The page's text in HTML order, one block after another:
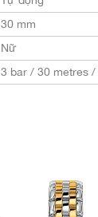
30 mm
Nữ
3 bar / 30 metres /